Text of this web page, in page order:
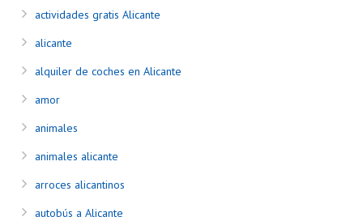
actividades gratis Alicante
alicante
alquiler de coches en Alicante
amor
animales
animales alicante
arroces alicantinos
autobús a Alicante